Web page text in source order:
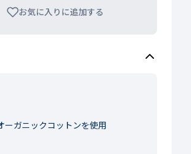
お気に入りに追加する
ガニックコットンを使用